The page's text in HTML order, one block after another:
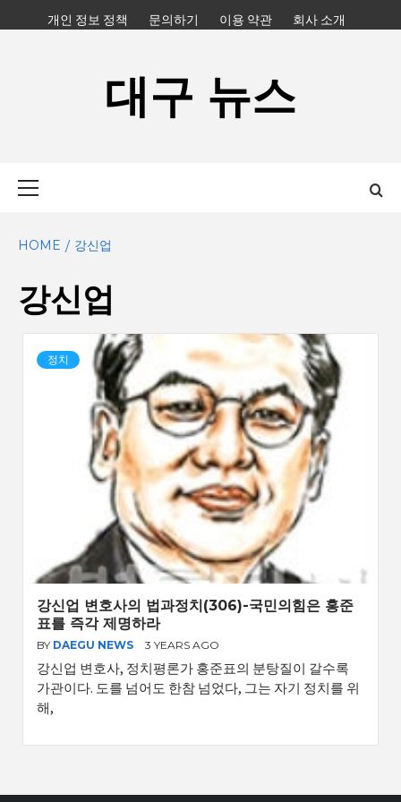
to
개인 정보 정책 문의하기 이용 약관 회사 소개
대구 뉴스
HOME 강신업
강신업
정치
강신업 변호사의 법과정치(306)-국민의힘은 홍준
표를 즉각 제명하라
BY DAEGU NEWS 3 YEARS AGO
강신업 변호사, 정치평론가 홍준표의 분탕질이 갈수록
가관이다. 도를 넘어도 한참 넘었다, 그는 자기 정치를 위
해,